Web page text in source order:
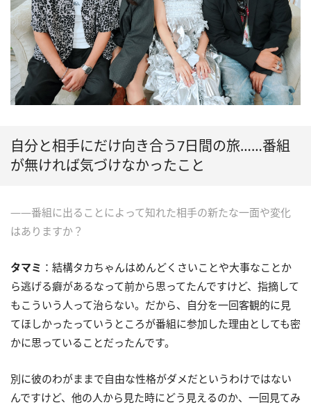
自分と相手にだけ向き合う7日間の旅……番組
が無ければ気づけなかったこと
――番組に出ることによって知れた相手の新たな一面や変化
はありますか？
タマミ ：結構タカちゃんはめんどくさいことや大事なことか
ら逃げる癖があるなって前から思ってたんですけど、指摘して
もこういう人って治らない。だから、自分を一回客観的に見
てほしかったっていうところが番組に参加した理由としても密
かに思っていることだったんです。
別に彼のわがままで自由な性格がダメだというわけではない
んですけど、他の人から見た時にどう見えるのか、一回見てみ